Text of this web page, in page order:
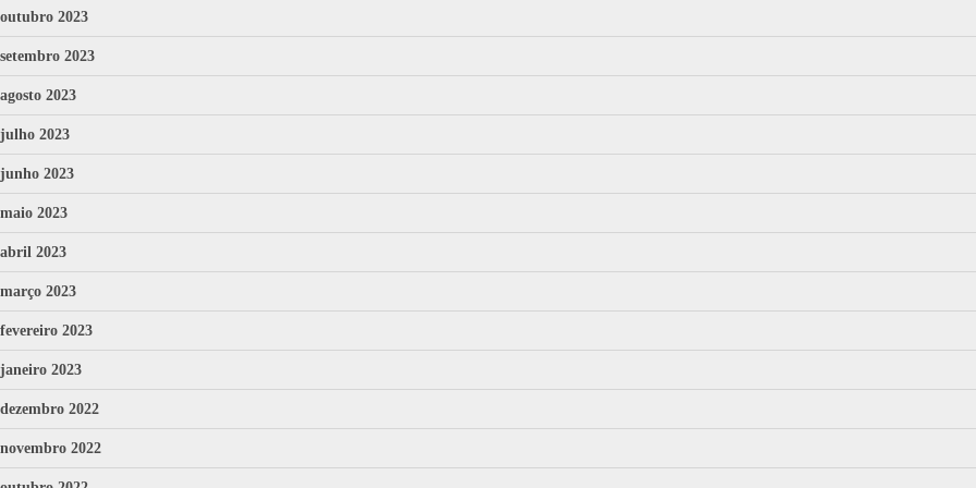
outubro 2023
setembro 2023
agosto 2023
julho 2023
junho 2023
maio 2023
abril 2023
março 2023
fevereiro 2023
janeiro 2023
dezembro 2022
novembro 2022